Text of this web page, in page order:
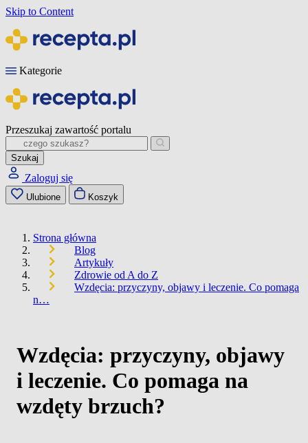
Skip to Content
Kategorie
Przeszukaj zawartość portalu
Szukaj
Zaloguj się
Ulubione Koszyk
Strona główna
Blog
Artykuły
Zdrowie od A do Z
Wzdęcia: przyczyny, objawy i leczenie. Co pomaga
n…
Wzdęcia: przyczyny, objawy
i leczenie. Co pomaga na
wzdęty brzuch?